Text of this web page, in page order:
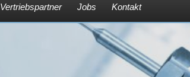
Vertriebspartner Jobs Kontakt